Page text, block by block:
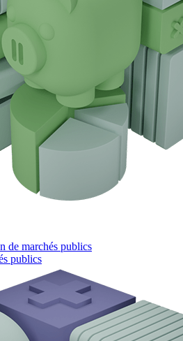
de marchés publics
publics